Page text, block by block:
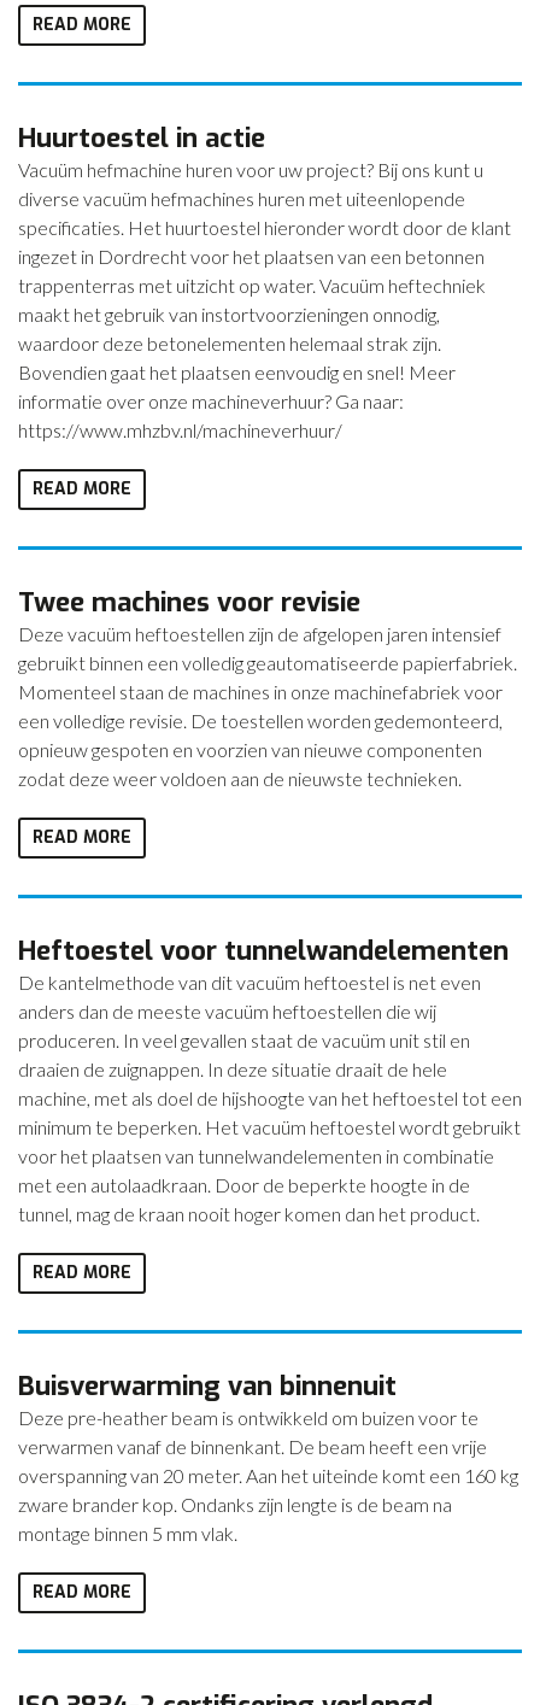
READ MORE
Huurtoestel in actie
Vacuüm hefmachine huren voor uw project? Bij ons kunt u
diverse vacuüm hefmachines huren met uiteenlopende
specificaties. Het huurtoestel hieronder wordt door de klant
ingezet in Dordrecht voor het plaatsen van een betonnen
trappenterras met uitzicht op water. Vacuüm heftechniek
maakt het gebruik van instortvoorzieningen onnodig,
waardoor deze betonelementen helemaal strak zijn.
Bovendien gaat het plaatsen eenvoudig en snel! Meer
informatie over onze machineverhuur? Ga naar:
https://www.mhzbv.nl/machineverhuur/
READ MORE
Twee machines voor revisie
Deze vacuüm heftoestellen zijn de afgelopen jaren intensief
gebruikt binnen een volledig geautomatiseerde papierfabriek.
Momenteel staan de machines in onze machinefabriek voor
een volledige revisie. De toestellen worden gedemonteerd,
opnieuw gespoten en voorzien van nieuwe componenten
zodat deze weer voldoen aan de nieuwste technieken.
READ MORE
Heftoestel voor tunnelwandelementen
De kantelmethode van dit vacuüm heftoestel is net even
anders dan de meeste vacuüm heftoestellen die wij
produceren. In veel gevallen staat de vacuüm unit stil en
draaien de zuignappen. In deze situatie draait de hele
machine, met als doel de hijshoogte van het heftoestel tot een
minimum te beperken. Het vacuüm heftoestel wordt gebruikt
voor het plaatsen van tunnelwandelementen in combinatie
met een autolaadkraan. Door de beperkte hoogte in de
tunnel, mag de kraan nooit hoger komen dan het product.
READ MORE
Buisverwarming van binnenuit
Deze pre-heather beam is ontwikkeld om buizen voor te
verwarmen vanaf de binnenkant. De beam heeft een vrije
overspanning van 20 meter. Aan het uiteinde komt een 160 kg
zware brander kop. Ondanks zijn lengte is de beam na
montage binnen 5 mm vlak.
READ MORE